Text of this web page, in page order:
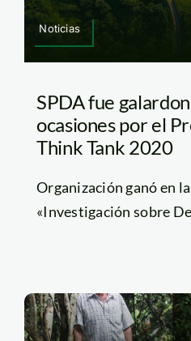
Noticias
SPDA fue
ocasiones por el
Think Tank 2020
Organización ganó en
«Investigación sobre